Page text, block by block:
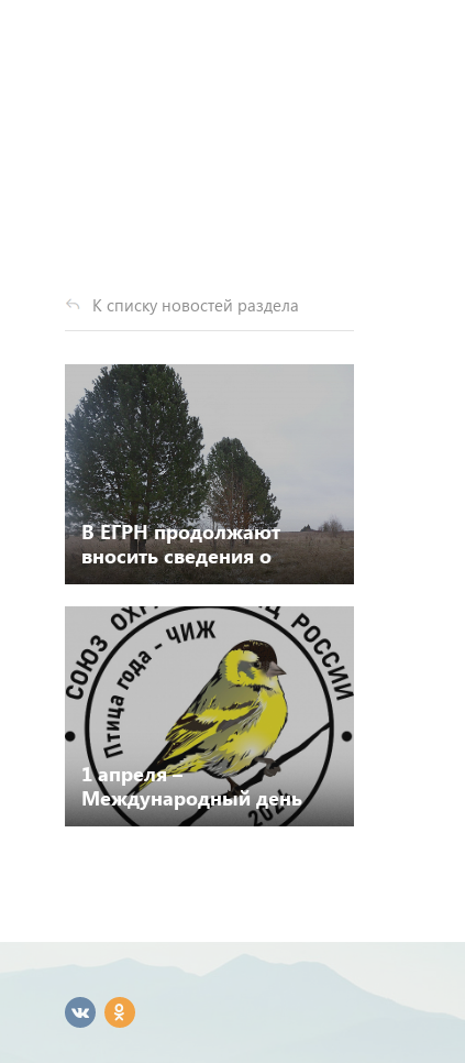
К списку новостей раздела
В ЕГРН продолжают
вносить сведения о
границах памятников
природы Каргопольского
округа
1 апреля –
Международный день
птиц